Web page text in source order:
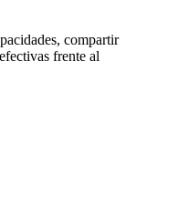
compartir
frente al